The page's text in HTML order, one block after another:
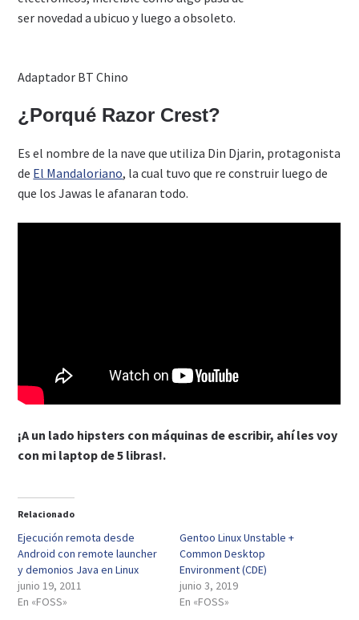
ser novedad a ubicuo y luego a obsoleto.
Adaptador BT Chino
¿Porqué Razor Crest?
Es el nombre de la nave que utiliza Din Djarin, protagonista
de El Mandaloriano, la cual tuvo que re construir luego de
que los Jawas le afanaran todo.
¡A un lado hipsters con máquinas de escribir, ahí les voy
con mi laptop de 5 libras!.
Relacionado
Ejecución remota desde
Android con remote launcher
y demonios Java en Linux
junio 19, 2011
En «FOSS»
Gentoo Linux Unstable +
Common Desktop
Environment (CDE)
junio 3, 2019
En «FOSS»